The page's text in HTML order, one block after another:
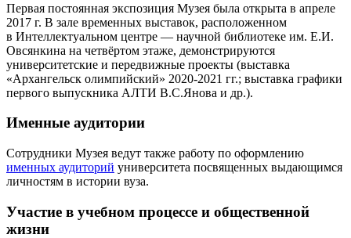
Первая постоянная экспозиция Музея была открыта в апреле
2017 г. В зале временных выставок, расположенном
в Интеллектуальном центре — научной библиотеке им. Е.И.
Овсянкина на четвёртом этаже, демонстрируются
университетские и передвижные проекты (выставка
«Архангельск олимпийский» 2020-2021 гг.; выставка графики
первого выпускника АЛТИ В.С.Янова и др.).
Именные аудитории
Сотрудники Музея ведут также работу по оформлению
именных аудиторий университета посвященных выдающимся
личностям в истории вуза.
Участие в учебном процессе и общественной
жизни